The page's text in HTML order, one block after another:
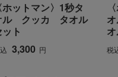
ホットマン〉1秒タ
ル クッカ タオル
ト
3,300 円 税